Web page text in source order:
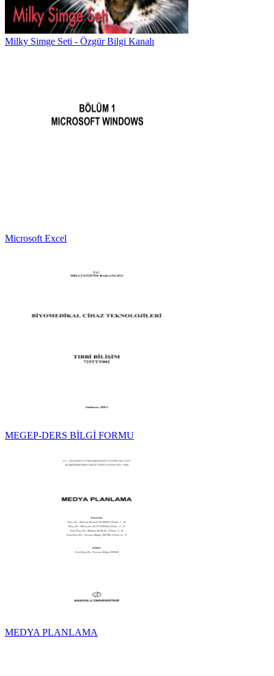
Milky Simge Seti - Özgür Bilgi Kanalı
Microsoft Excel
MEGEP-DERS BİLGİ FORMU
MEDYA PLANLAMA